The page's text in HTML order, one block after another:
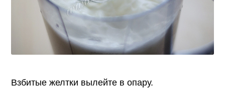
Взбитые желтки вылейте в опару.